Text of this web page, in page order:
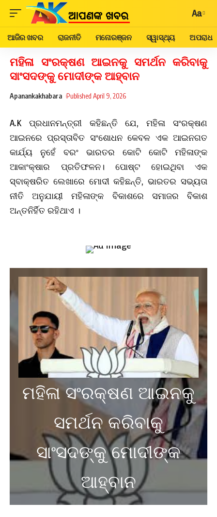
Aa
ଆଜିର ଖବର ରାଜନୀତି ମନୋରଞ୍ଜନ ସ୍ୱାସ୍ଥ୍ୟ ଅପରାଧ
ମହିଳା ସଂରକ୍ଷଣ ଆଇନକୁ ସମର୍ଥନ କରିବାକୁ
ସାଂସଦଙ୍କୁ ମୋଦୀଙ୍କ ଆହ୍ବାନ
Apanankakhabara Published April 9, 2026
A.K ପ୍ରଧାନମନ୍ତ୍ରୀ କହିଛନ୍ତି ଯେ, ମହିଳା ସଂରକ୍ଷଣ
ଆଇନରେ ପ୍ରସ୍ତାବିତ ସଂଶୋଧନ କେବଳ ଏକ ଆଇନଗତ
କାର୍ଯ୍ୟ ନୁହେଁ ବରଂ ଭାରତର କୋଟି କୋଟି ମହିଳାଙ୍କ
ଆକାଂକ୍ଷାର ପ୍ରତିଫଳନ। ପୋଷ୍ଟ ହୋଇଥିବା ଏକ
ସ୍ବାକ୍ଷରିତ ଲେଖାରେ ମୋଦୀ କହିଛନ୍ତି, ଭାରତର ସଭ୍ୟତା
ନୀତି ଅନୁଯାୟୀ ମହିଳାଙ୍କ ବିକାଶରେ ସମାଜର ବିକାଶ
ଅନ୍ତନିର୍ହିତ ରହିଥାଏ ।
ମହିଳା ସଂରକ୍ଷଣ ଆଇନକୁ
ସମର୍ଥନ କରିବାକୁ
ସାଂସଦଙ୍କୁ ମୋଦୀଙ୍କ
ଆହ୍ବାନ